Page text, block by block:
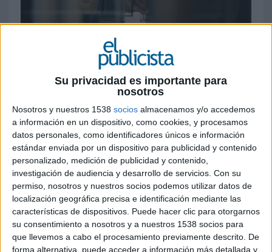
Su privacidad es importante para
nosotros
Nosotros y nuestros 1538 socios almacenamos y/o accedemos
a información en un dispositivo, como cookies, y procesamos
datos personales, como identificadores únicos e información
estándar enviada por un dispositivo para publicidad y contenido
personalizado, medición de publicidad y contenido,
investigación de audiencia y desarrollo de servicios. Con su
permiso, nosotros y nuestros socios podemos utilizar datos de
localización geográfica precisa e identificación mediante las
características de dispositivos. Puede hacer clic para otorgarnos
su consentimiento a nosotros y a nuestros 1538 socios para
que llevemos a cabo el procesamiento previamente descrito. De
forma alternativa, puede acceder a información más detallada y
19 DE DICIEMBRE DE 2024
Ficha técnica
Anunciante: Iberia
Producto: Marca
Campaña: Navidad
Sector: Aerolíneas
Contacto del cliente: Gemma Juncá, Sophie
Deslandes, Jesús de la Torre, Paula Gasch
Agencia creativa: McCann Worldgroup
Global Creative Partner, Global Brands: Emiliano
González De Pietri
Directores creativos: Ander Mendivil, David